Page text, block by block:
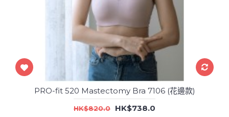
PRO-fit 520 Mastectomy Bra 7106 (花邊款)
HK$820.0 HK$738.0